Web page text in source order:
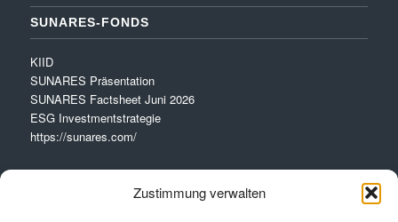
Zustimmung verwalten
SUNARES-FONDS
KIID
SUNARES Präsentation
SUNARES Factsheet Juni 2026
ESG Investmentstrategie
https://sunares.com/